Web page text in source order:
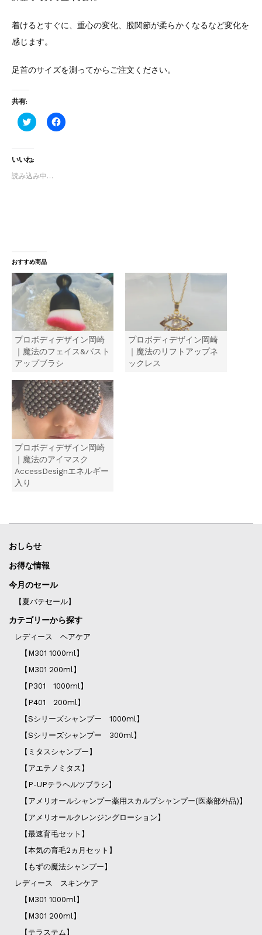
着けるとすぐに、重心の変化、股関節が柔らかくなるなど変化を
感じます。
足首のサイズを測ってからご注文ください。
共有:
ク
リ
し
て
T
w
i
新
し
い
ウ
ィ
ン
ド
ウ
で
開
き
ま
す
)
F
a
て
く
だ
さ
(
新
し
い
ウ
ィ
ン
ド
で
開
き
ま
す
いいね:
読み込み中…
おすすめ商品
プロボディデザイン岡崎
｜魔法のフェイス&バスト
アップブラシ
プロボディデザイン岡崎
｜魔法のリフトアップネ
ックレス
プロボディデザイン岡崎
｜魔法のアイマスク
AccessDesignエネルギー
入り
おしらせ
お得な情報
今月のセール
【夏バテセール】
カテゴリーから探す
レディース ヘアケア
【M301 1000ml】
【M301 200ml】
【P301 1000ml】
【P401 200ml】
【Sシリーズシャンプー 1000ml】
【Sシリーズシャンプー 300ml】
【ミタスシャンプー】
【アエテノミタス】
【P-UPテラヘルツブラシ】
【アメリオールシャンプー薬用スカルプシャンプー(医薬部外品)】
【アメリオールクレンジングローション】
【最速育毛セット】
【本気の育毛2ヵ月セット】
【もずの魔法シャンプー】
レディース スキンケア
【M301 1000ml】
【M301 200ml】
【テラステム】